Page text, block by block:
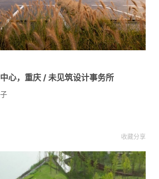
心，重庆 / 未见筑设计事务所
收藏分享